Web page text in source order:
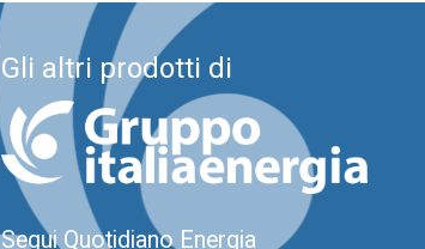
Gli altri prodotti di
Segui Quotidiano Energia